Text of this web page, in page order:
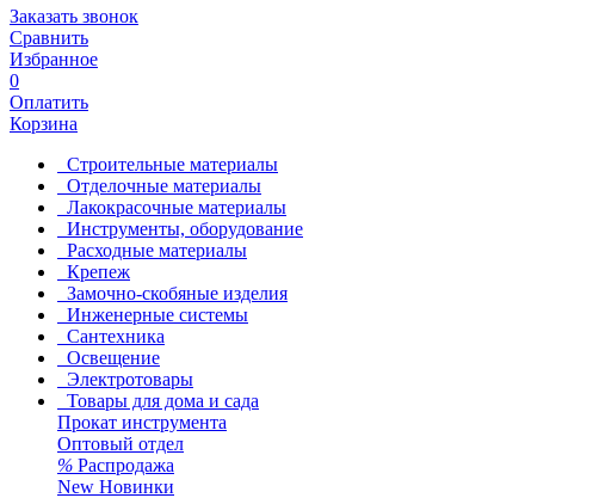
Заказать звонок
Сравнить
Избранное
0
Оплатить
Корзина
Строительные материалы
Отделочные материалы
Лакокрасочные материалы
Инструменты, оборудование
Расходные материалы
Крепеж
Замочно-скобяные изделия
Инженерные системы
Сантехника
Освещение
Электротовары
Товары для дома и сада
Прокат инструмента
Оптовый отдел
% Распродажа
New Новинки